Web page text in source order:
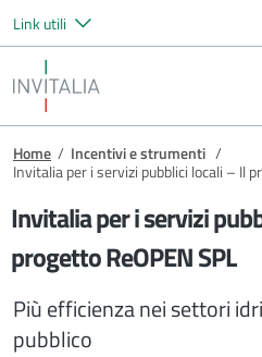
Salta al contenuto principale
Link utili
Invitalia
Briciole di pane
Home / Incentivi e strumenti /
Invitalia per i servizi pubblici locali – Il
Invitalia per i servizi
progetto ReOPEN SPL
Più efficienza nei settori
pubblico